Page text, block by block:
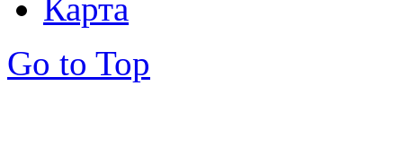
Карта
Go to Top